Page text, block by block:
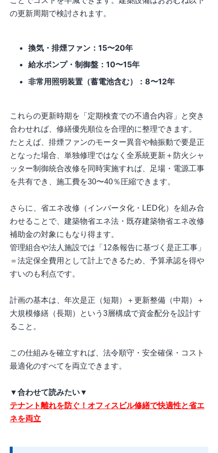
の更新周期で検討されます。
換気・排煙ファン：15〜20年
給水ポンプ・制御盤：10〜15年
非常用照明装置（蓄電池含む）：8〜12年
これらの更新時期を「定期検査での不適合内容」と突き
合わせれば、修繕優先順位を合理的に整理できます。
たとえば、排煙ファンのモーター異音や軸振動で要是正
となった場合、単独修理ではなく全系統更新＋防火シャ
ッター制御統合改修を同時実施すれば、足場・電源工事
を共有でき、施工費を30〜40％圧縮できます。
さらに、省エネ改修（インバータ化・LED化）を組み合
わせることで、建築物省エネ法・既存建築物省エネ改修
補助金の対象にもなり得ます。
管理組合や法人施設では「12条報告に基づく是正工事」
＝法定保全費用として計上できるため、予算承認を得や
すいのも利点です。
計画の基本は、年次是正（短期）＋更新整備（中期）＋
大規模修繕（長期）という3層構成で資金配分を設計す
ること。
この仕組みを確立すれば、法令順守・安全確保・コスト
最適化のすべてを両立できます。
▼合わせて読みたい▼
テナント離れを防ぐ！オフィスビル修繕で快適性と省エ
ネを両立